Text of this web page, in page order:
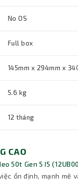
No OS
Full box
145mm x 294mm x
5.6 kg
12 tháng
CAO
50t Gen 5 I5
ổn định, mạnh mẽ